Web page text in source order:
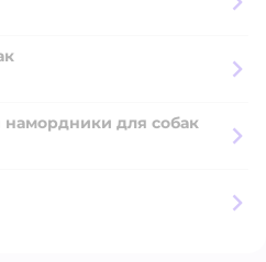
намордники для собак